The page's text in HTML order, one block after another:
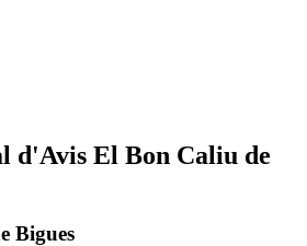
d'Avis El Bon Caliu de
Bigues